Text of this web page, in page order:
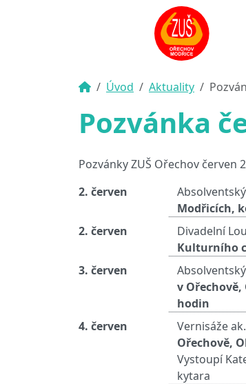
Úvod Aktuality
Pozvánka
Pozvánky ZUŠ Ořechov červen
2. červen
Modřicích,
2. červen
Divadelní
Kulturního
3. červen
v
hodin
4. červen
Vernisáže
Ořechově,
Vystoupí
kytara